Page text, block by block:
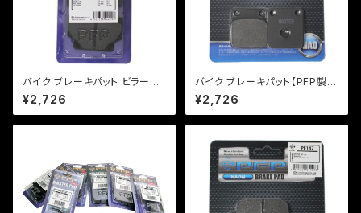
バイク ブレーキパット ビラーゴ
【PFP製】PF235 マスターパッド
【クリックポスト発送可能】
¥2,726
バイク ブレーキパット【PFP製】
PF120 マスターパッド マグナ5
0 KSR110 【クリックポスト発送
可能】
¥2,726